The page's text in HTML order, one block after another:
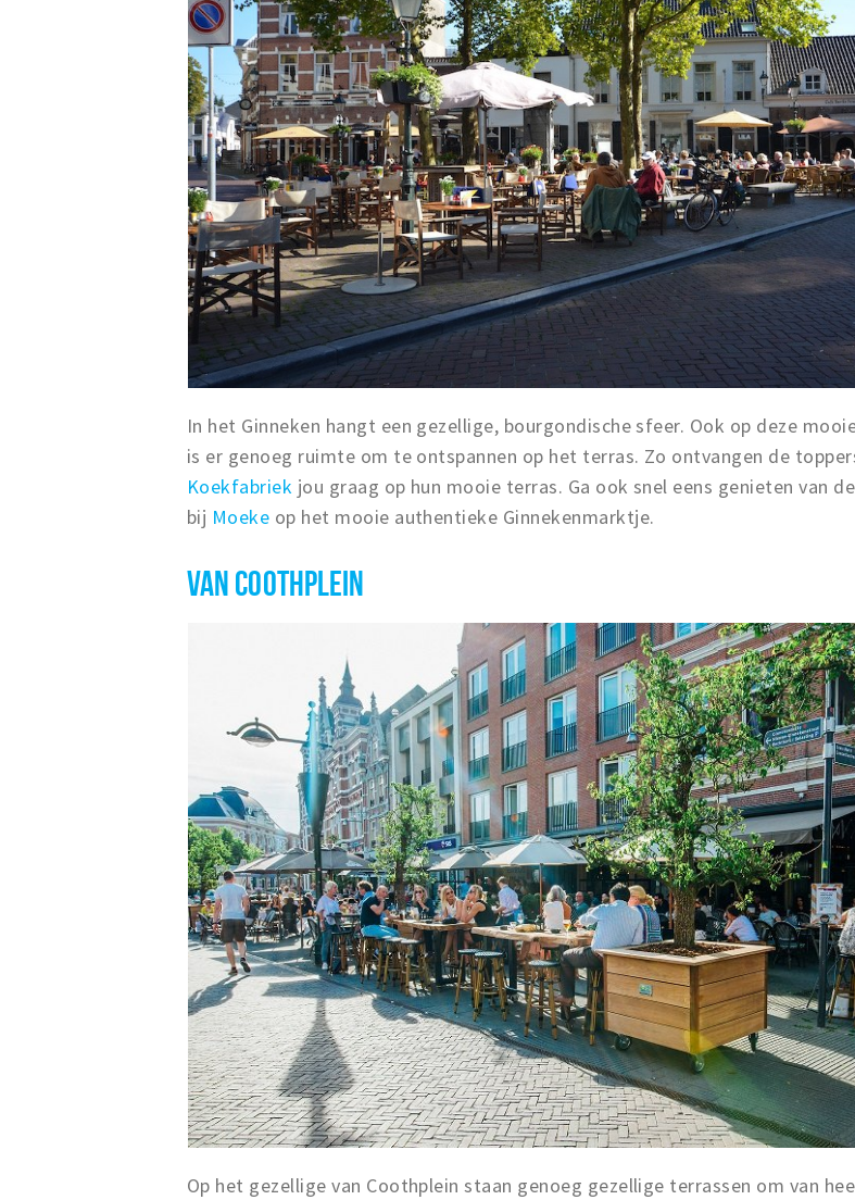
In het Ginneken hangt een gezellige, bourgondische sfeer. Ook op deze
is er genoeg ruimte om te ontspannen op het terras. Zo ontvangen de
Koekfabriek jou graag op hun mooie terras. Ga ook snel eens genieten van
bij Moeke op het mooie authentieke Ginnekenmarktje.
VAN COOTHPLEIN
Op het gezellige van Coothplein staan genoeg gezellige terrassen om van